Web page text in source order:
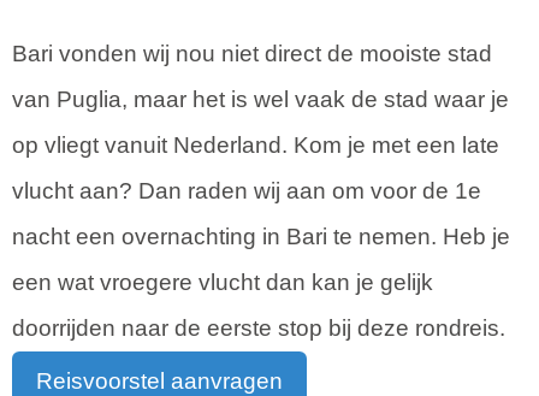
Bari vonden wij nou niet direct de mooiste stad
van Puglia, maar het is wel vaak de stad waar je
op vliegt vanuit Nederland. Kom je met een late
vlucht aan? Dan raden wij aan om voor de 1e
nacht een overnachting in Bari te nemen. Heb je
een wat vroegere vlucht dan kan je gelijk
doorrijden naar de eerste stop bij deze rondreis.
Reisvoorstel aanvragen